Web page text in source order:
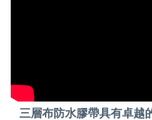
三層布防水膠帶具有卓越